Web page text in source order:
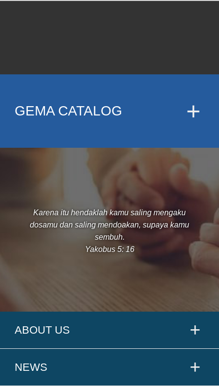
GEMA CATALOG
Karena itu hendaklah kamu saling mengaku
dosamu dan saling mendoakan, supaya kamu
sembuh.
Yakobus 5: 16
ABOUT US
NEWS